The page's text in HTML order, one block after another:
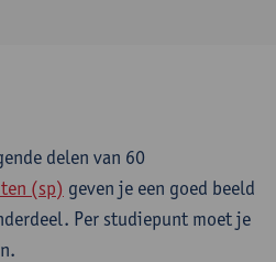
delen van 60
(sp) geven je een goed beeld
Per studiepunt moet je